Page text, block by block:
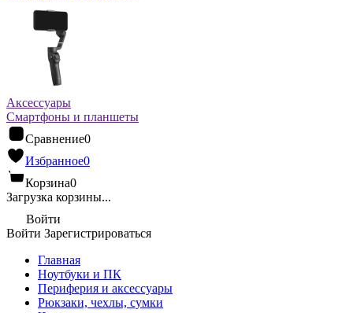
Аксессуары
Смартфоны и планшеты
Сравнение0
Избранное0
Корзина0
Загрузка корзины...
Войти
Войти Зарегистрироваться
Главная
Ноутбуки и ПК
Периферия и аксессуары
Рюкзаки, чехлы, сумки